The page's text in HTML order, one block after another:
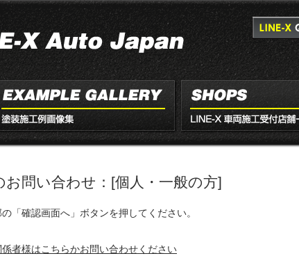
問い合わせ：[個人・一般の方]
「確認画面へ」ボタンを押してください。
者様はこちらかお問い合わせください